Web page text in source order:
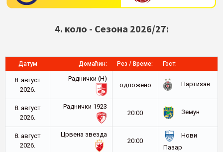
4. коло - Сезона 2026/27:
Датум Домаћин: Рез / Време: Гост:
8. август
2026.
Раднички (Н)
oдложено
Партизан
8. август
2026.
Раднички 1923
20:00
Земун
8. август
2026.
Црвена звезда
20:00
Нови
Пазар